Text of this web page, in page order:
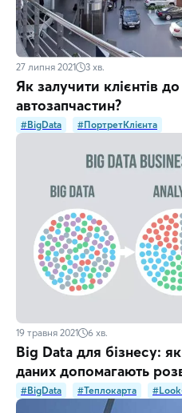
27 липня 2021 3 хв.
Як залучити клієнтів
автозапчастин?
#BigData #ПортретКлієнта
19 травня 2021 6 хв.
Big Data для бізнесу:
даних допомагають
#BigData #Теплокарта